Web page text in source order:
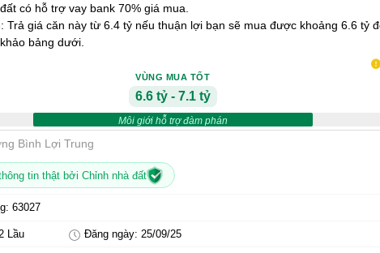
có hỗ trợ vay bank 70% giá mua.
Trả giá căn này từ 6.4 tỷ nếu thuận lợi bạn sẽ mua được khoảng 6.6 tỷ
khảo bảng dưới.
VÙNG MUA TỐT
6.6 tỷ - 7.1 tỷ
Môi giới hỗ trợ đàm phán
Bình Lợi Trung
tin thật bởi Chỉnh nhà đất
63027
Lầu Đăng ngày: 25/09/25